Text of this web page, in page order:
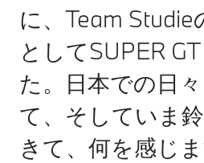
に、Team Studie
としてSUPER
た。日本での日
て、そしていま
きて、何を感じ